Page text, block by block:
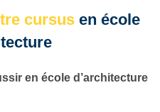
cursusen école
en école d’architecture